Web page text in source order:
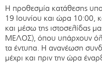
Η προθεσμία κατάθεσης
19 Ιουνίου και ώρα 10:00,
και μέσω της ιστοσελίδας
ΜΕΛΟΣ), όπου υπάρχουν
τα έντυπα. Η ανανέωση
μέχρι και πριν την ώρα